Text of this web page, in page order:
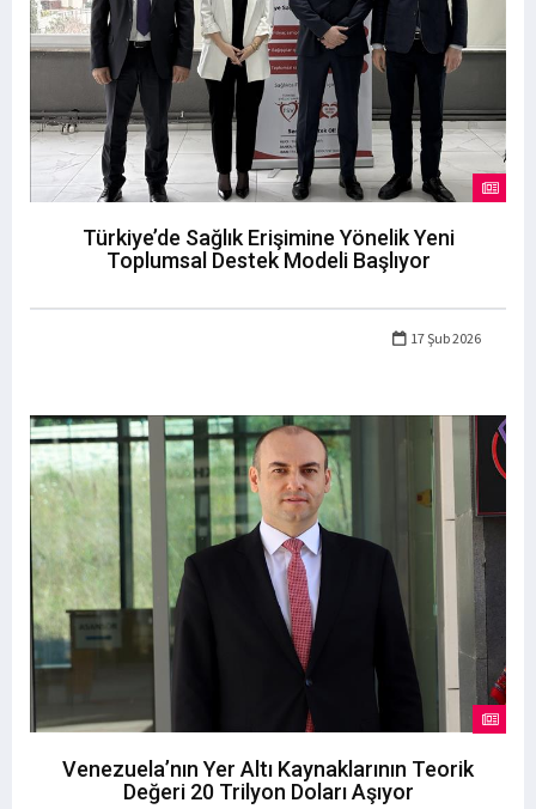
Türkiye’de Sağlık Erişimine Yönelik Yeni
Toplumsal Destek Modeli Başlıyor
17 Şub 2026
Venezuela’nın Yer Altı Kaynaklarının Teorik
Değeri 20 Trilyon Doları Aşıyor